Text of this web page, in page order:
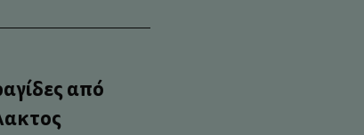
από